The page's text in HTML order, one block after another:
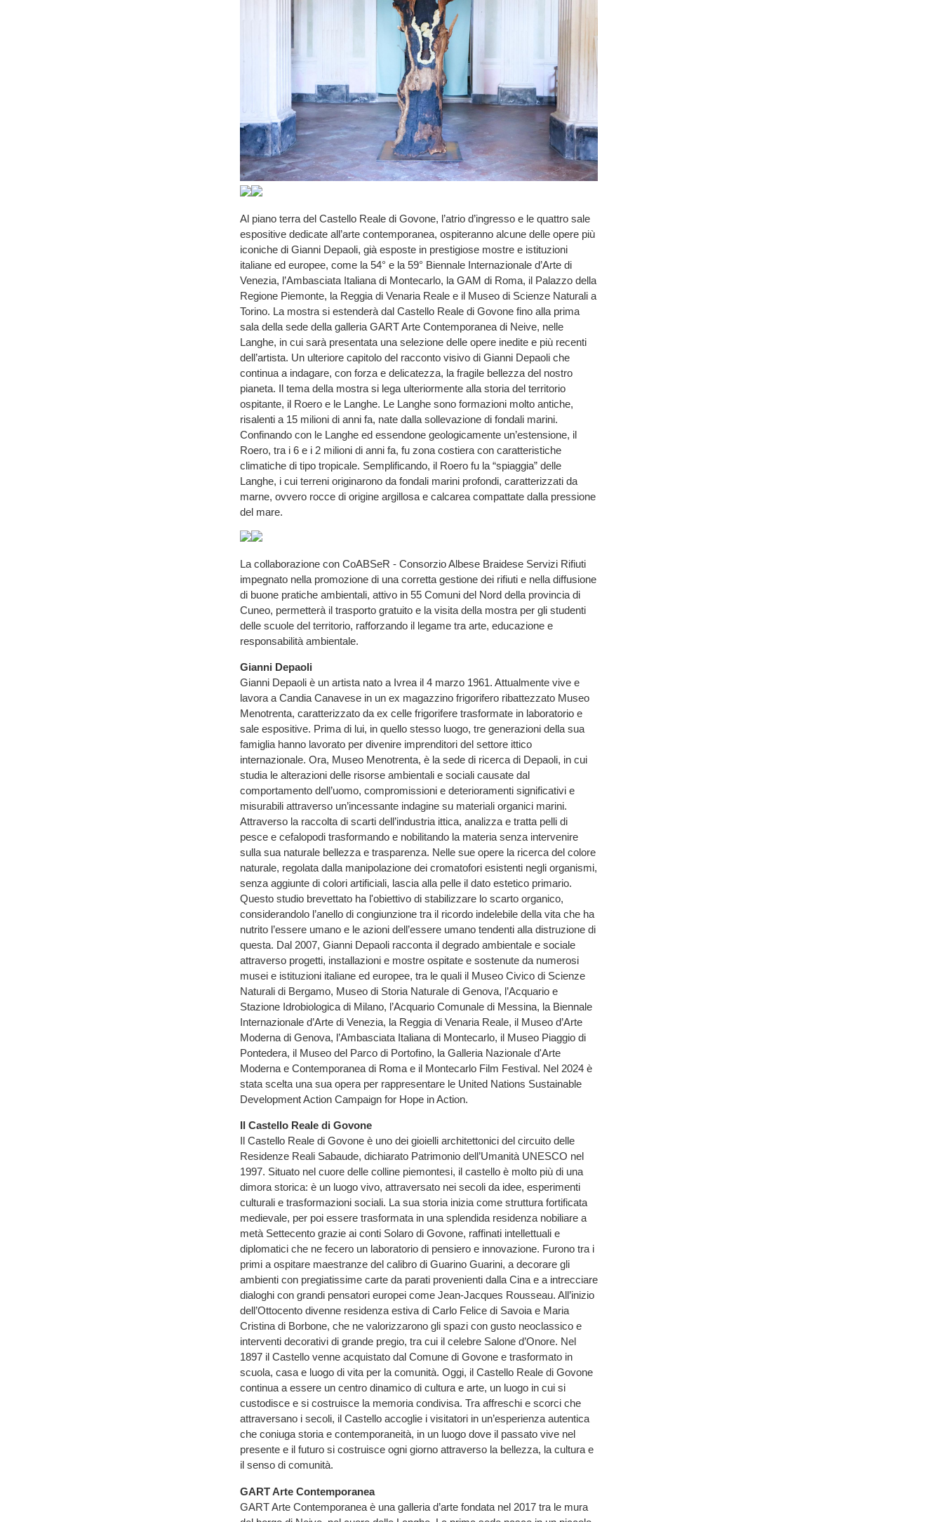
Al piano terra del Castello Reale di Govone, l’atrio d’ingresso e le quattro sale
espositive dedicate all’arte contemporanea, ospiteranno alcune delle opere più
iconiche di Gianni Depaoli, già esposte in prestigiose mostre e istituzioni
italiane ed europee, come la 54° e la 59° Biennale Internazionale d’Arte di
Venezia, l’Ambasciata Italiana di Montecarlo, la GAM di Roma, il Palazzo della
Regione Piemonte, la Reggia di Venaria Reale e il Museo di Scienze Naturali a
Torino. La mostra si estenderà dal Castello Reale di Govone fino alla prima
sala della sede della galleria GART Arte Contemporanea di Neive, nelle
Langhe, in cui sarà presentata una selezione delle opere inedite e più recenti
dell’artista. Un ulteriore capitolo del racconto visivo di Gianni Depaoli che
continua a indagare, con forza e delicatezza, la fragile bellezza del nostro
pianeta. Il tema della mostra si lega ulteriormente alla storia del territorio
ospitante, il Roero e le Langhe. Le Langhe sono formazioni molto antiche,
risalenti a 15 milioni di anni fa, nate dalla sollevazione di fondali marini.
Confinando con le Langhe ed essendone geologicamente un’estensione, il
Roero, tra i 6 e i 2 milioni di anni fa, fu zona costiera con caratteristiche
climatiche di tipo tropicale. Semplificando, il Roero fu la “spiaggia” delle
Langhe, i cui terreni originarono da fondali marini profondi, caratterizzati da
marne, ovvero rocce di origine argillosa e calcarea compattate dalla pressione
del mare.
La collaborazione con CoABSeR - Consorzio Albese Braidese Servizi Rifiuti
impegnato nella promozione di una corretta gestione dei rifiuti e nella diffusione
di buone pratiche ambientali, attivo in 55 Comuni del Nord della provincia di
Cuneo, permetterà il trasporto gratuito e la visita della mostra per gli studenti
delle scuole del territorio, rafforzando il legame tra arte, educazione e
responsabilità ambientale.
Gianni Depaoli
Gianni Depaoli è un artista nato a Ivrea il 4 marzo 1961. Attualmente vive e
lavora a Candia Canavese in un ex magazzino frigorifero ribattezzato Museo
Menotrenta, caratterizzato da ex celle frigorifere trasformate in laboratorio e
sale espositive. Prima di lui, in quello stesso luogo, tre generazioni della sua
famiglia hanno lavorato per divenire imprenditori del settore ittico
internazionale. Ora, Museo Menotrenta, è la sede di ricerca di Depaoli, in cui
studia le alterazioni delle risorse ambientali e sociali causate dal
comportamento dell’uomo, compromissioni e deterioramenti significativi e
misurabili attraverso un’incessante indagine su materiali organici marini.
Attraverso la raccolta di scarti dell’industria ittica, analizza e tratta pelli di
pesce e cefalopodi trasformando e nobilitando la materia senza intervenire
sulla sua naturale bellezza e trasparenza. Nelle sue opere la ricerca del colore
naturale, regolata dalla manipolazione dei cromatofori esistenti negli organismi,
senza aggiunte di colori artificiali, lascia alla pelle il dato estetico primario.
Questo studio brevettato ha l'obiettivo di stabilizzare lo scarto organico,
considerandolo l’anello di congiunzione tra il ricordo indelebile della vita che ha
nutrito l’essere umano e le azioni dell’essere umano tendenti alla distruzione di
questa. Dal 2007, Gianni Depaoli racconta il degrado ambientale e sociale
attraverso progetti, installazioni e mostre ospitate e sostenute da numerosi
musei e istituzioni italiane ed europee, tra le quali il Museo Civico di Scienze
Naturali di Bergamo, Museo di Storia Naturale di Genova, l’Acquario e
Stazione Idrobiologica di Milano, l’Acquario Comunale di Messina, la Biennale
Internazionale d’Arte di Venezia, la Reggia di Venaria Reale, il Museo d’Arte
Moderna di Genova, l’Ambasciata Italiana di Montecarlo, il Museo Piaggio di
Pontedera, il Museo del Parco di Portofino, la Galleria Nazionale d'Arte
Moderna e Contemporanea di Roma e il Montecarlo Film Festival. Nel 2024 è
stata scelta una sua opera per rappresentare le United Nations Sustainable
Development Action Campaign for Hope in Action.
Il Castello Reale di Govone
Il Castello Reale di Govone è uno dei gioielli architettonici del circuito delle
Residenze Reali Sabaude, dichiarato Patrimonio dell’Umanità UNESCO nel
1997. Situato nel cuore delle colline piemontesi, il castello è molto più di una
dimora storica: è un luogo vivo, attraversato nei secoli da idee, esperimenti
culturali e trasformazioni sociali. La sua storia inizia come struttura fortificata
medievale, per poi essere trasformata in una splendida residenza nobiliare a
metà Settecento grazie ai conti Solaro di Govone, raffinati intellettuali e
diplomatici che ne fecero un laboratorio di pensiero e innovazione. Furono tra i
primi a ospitare maestranze del calibro di Guarino Guarini, a decorare gli
ambienti con pregiatissime carte da parati provenienti dalla Cina e a intrecciare
dialoghi con grandi pensatori europei come Jean-Jacques Rousseau. All’inizio
dell’Ottocento divenne residenza estiva di Carlo Felice di Savoia e Maria
Cristina di Borbone, che ne valorizzarono gli spazi con gusto neoclassico e
interventi decorativi di grande pregio, tra cui il celebre Salone d’Onore. Nel
1897 il Castello venne acquistato dal Comune di Govone e trasformato in
scuola, casa e luogo di vita per la comunità. Oggi, il Castello Reale di Govone
continua a essere un centro dinamico di cultura e arte, un luogo in cui si
custodisce e si costruisce la memoria condivisa. Tra affreschi e scorci che
attraversano i secoli, il Castello accoglie i visitatori in un’esperienza autentica
che coniuga storia e contemporaneità, in un luogo dove il passato vive nel
presente e il futuro si costruisce ogni giorno attraverso la bellezza, la cultura e
il senso di comunità.
GART Arte Contemporanea
GART Arte Contemporanea è una galleria d’arte fondata nel 2017 tra le mura